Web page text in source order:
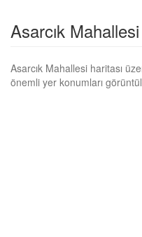
Asarcık
Asarcık Mahallesi haritası
önemli yer konumları